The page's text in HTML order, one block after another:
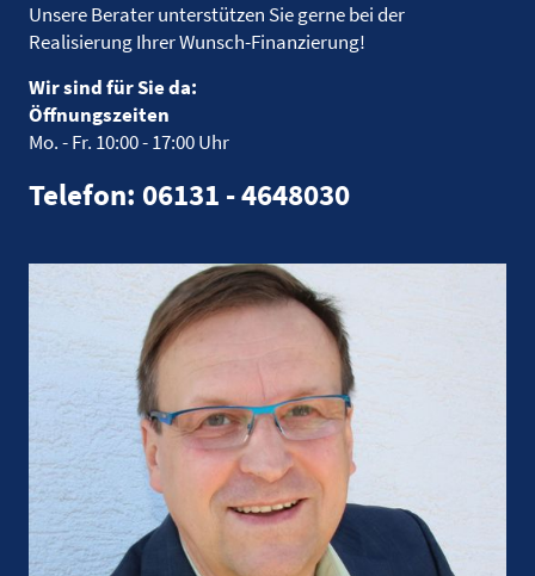
Unsere Berater unterstützen Sie gerne bei der
Realisierung Ihrer Wunsch-Finanzierung!
Wir sind für Sie da:
Öffnungszeiten
Mo. - Fr. 10:00 - 17:00 Uhr
Telefon: 06131 - 4648030